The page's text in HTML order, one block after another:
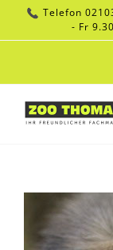
Inhalt
springen
Telefon
- Fr